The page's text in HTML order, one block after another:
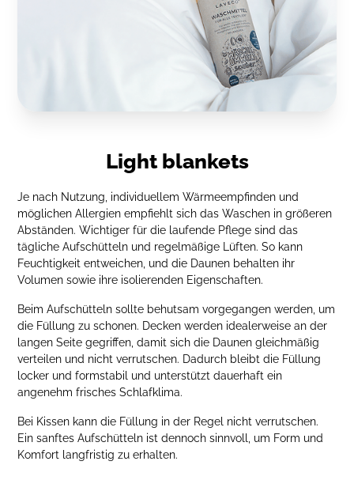
Light blankets
Je nach Nutzung, individuellem Wärmeempfinden und
möglichen Allergien empfiehlt sich das Waschen in größeren
Abständen. Wichtiger für die laufende Pflege sind das
tägliche Aufschütteln und regelmäßige Lüften. So kann
Feuchtigkeit entweichen, und die Daunen behalten ihr
Volumen sowie ihre isolierenden Eigenschaften.
Beim Aufschütteln sollte behutsam vorgegangen werden, um
die Füllung zu schonen. Decken werden idealerweise an der
langen Seite gegriffen, damit sich die Daunen gleichmäßig
verteilen und nicht verrutschen. Dadurch bleibt die Füllung
locker und formstabil und unterstützt dauerhaft ein
angenehm frisches Schlafklima.
Bei Kissen kann die Füllung in der Regel nicht verrutschen.
Ein sanftes Aufschütteln ist dennoch sinnvoll, um Form und
Komfort langfristig zu erhalten.